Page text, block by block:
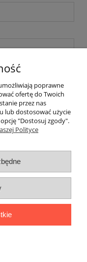
)
NOVATEK
Zwroty i reklamacje
(woj. lubelskie)|
poprawne
ofertę do Twoich
przez nas
lub dostosować użycie
"Dostosuj zgody".
Polityce